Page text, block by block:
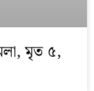
মৃত ৫,